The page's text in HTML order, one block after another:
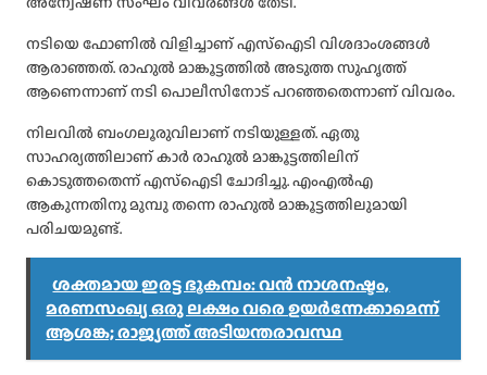
നടിയെ ഫോണില്‍ വിളിച്ചാണ് എസ്‌ഐടി വിശദാംശങ്ങള്‍
ആരാഞ്ഞത്. രാഹുല്‍ മാങ്കൂട്ടത്തില്‍ അടുത്ത സുഹൃത്ത്
ആണെന്നാണ് നടി പൊലീസിനോട് പറഞ്ഞതെന്നാണ് വിവരം.
നിലവില്‍ ബംഗലൂരുവിലാണ് നടിയുള്ളത്. ഏതു
സാഹര്യത്തിലാണ് കാര്‍ രാഹുല്‍ മാങ്കൂട്ടത്തിലിന്
കൊടുത്തതെന്ന് എസ്‌ഐടി ചോദിച്ചു. എംഎല്‍എ
ആകുന്നതിനു മുമ്പു തന്നെ രാഹുല്‍ മാങ്കൂട്ടത്തിലുമായി
പരിചയമുണ്ട്.
ശക്തമായ ഇരട്ട ഭൂകമ്പം: വൻ നാശനഷ്ടം,
മരണസംഖ്യ ഒരു ലക്ഷം വരെ ഉയർന്നേക്കാമെന്ന്
ആശങ്ക; രാജ്യത്ത് അടിയന്തരാവസ്ഥ